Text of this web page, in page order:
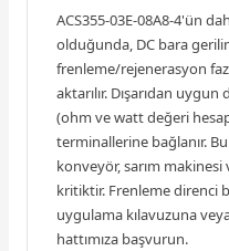
ACS355-03E-08A8-4'ün
olduğunda, DC bara
frenleme/rejenerasyon
aktarılır. Dışarıdan
(ohm ve watt değeri
terminallerine bağlanır.
konveyör, sarım
kritiktir. Frenleme direnci
uygulama kılavuzuna
hattımıza başvurun.